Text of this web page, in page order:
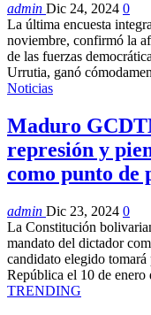
admin Dic 24, 2024 0
La última encuesta
noviembre, confirmó la
de las fuerzas
Urrutia, ganó
Noticias
Maduro
represión y
como punto
admin Dic 23, 2024 0
La Constitución
mandato del dictador
candidato elegido tomará
República el 10 de
TRENDING